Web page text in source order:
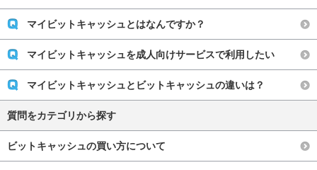
マイビットキャッシュとはなんですか？
マイビットキャッシュを成人向けサービスで利用したい
マイビットキャッシュとビットキャッシュの違いは？
質問をカテゴリから探す
ビットキャッシュの買い方について